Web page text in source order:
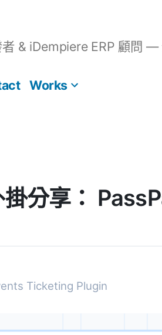
& iDempiere ERP 顧問
Works
分享：
Ticketing Plugin